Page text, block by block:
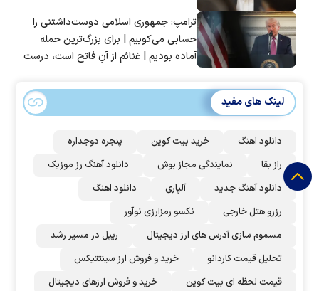
ترامپ: جمهوری اسلامی دوست‌داشتنی را
حسابی می‌کوبیم | برای بزرگ‌ترین حمله
آماده بودیم | غنائم از آنِ فاتح است، درست
لینک های مفید
دانلود اهنگ خرید بیت کوین
پنجره دوجداره
راز بقا
نمایندگی مجاز بوش
دانلود آهنگ رز‌ موزیک
دانلود آهنگ جدید
آلپاری
دانلود اهنگ
رزرو هتل خارجی
نکسو رمزارزی نوآور
مسموم سازی آدرس های ارز دیجیتال
ریپل در مسیر رشد
تحلیل قیمت کاردانو
خرید و فروش ارز سینتتیکس
قیمت لحظه ای بیت کوین
خرید و فروش ارزهای دیجیتال